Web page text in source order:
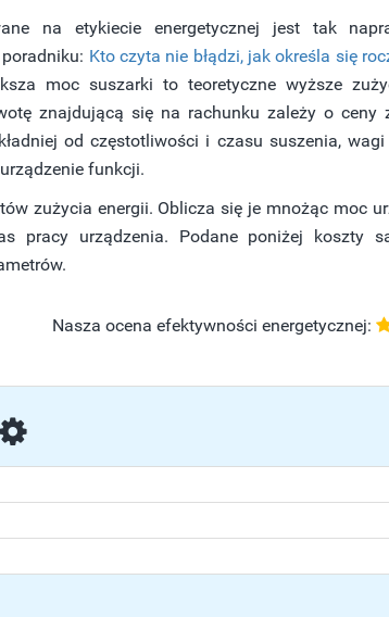
na etykiecie energetycznej jest tak
Kto czyta nie błądzi, jak określa się
moc suszarki to teoretyczne wyższe
znajdującą się na rachunku zależy o ceny
od częstotliwości i czasu suszenia, wagi
funkcji.
zużycia energii. Oblicza się je mnożąc moc
pracy urządzenia. Podane poniżej koszty
Nasza ocena efektywności energetycznej: